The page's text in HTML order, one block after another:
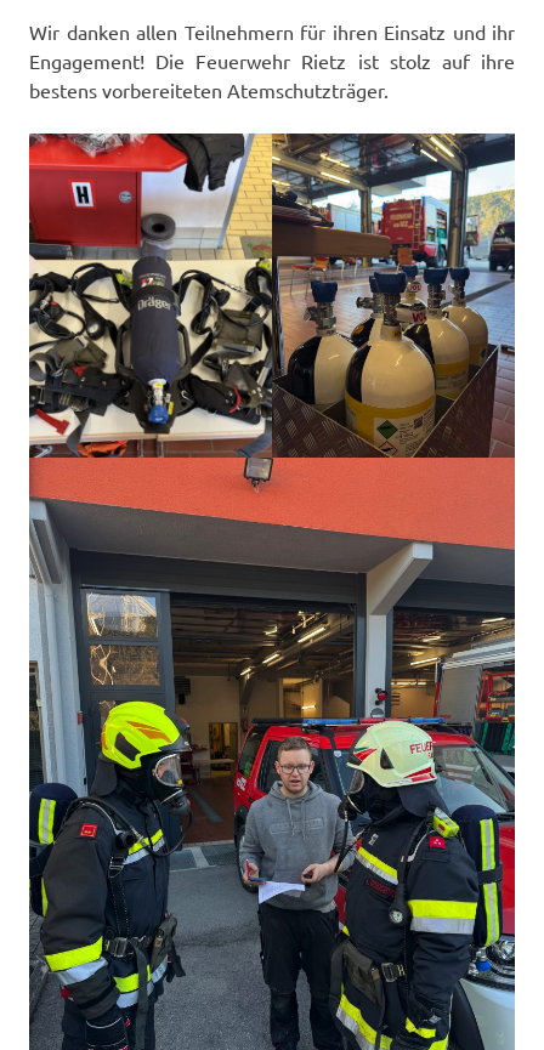
Wir danken allen Teilnehmern für ihren Einsatz und ihr
Engagement! Die Feuerwehr Rietz ist stolz auf ihre
bestens vorbereiteten Atemschutzträger.